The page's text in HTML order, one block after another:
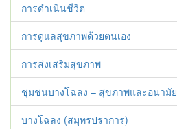
การดำเนินชีวิต
การดูแลสุขภาพด้วยตนเอง
การส่งเสริมสุขภาพ
ชุมชนบางโฉลง – สุขภาพและอนามัย
บางโฉลง (สมุทรปราการ)